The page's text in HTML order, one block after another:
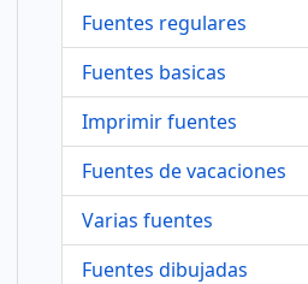
Fuentes regulares
Fuentes basicas
Imprimir fuentes
Fuentes de vacaciones
Varias fuentes
Fuentes dibujadas